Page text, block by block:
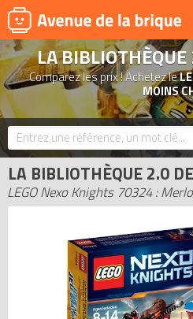
PRODUITS
LEGO
BONS
LEGO LES
DERNIERS
LA
Comparez les prix ! Achetez le
MOINS
LA BIBLIOTHÈQUE 2.0
LEGO Nexo Knights 70324 :